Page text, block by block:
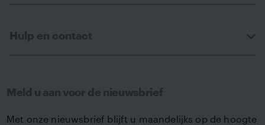
Hulp en contact
Meld u aan voor de nieuwsbrief
Met onze nieuwsbrief blijft u maandelijks op de hoogte